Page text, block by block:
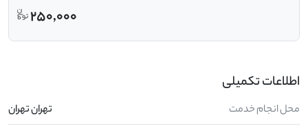
250,000
اطلاعات تکمیلی
محل انجام خدمت تهران تهران